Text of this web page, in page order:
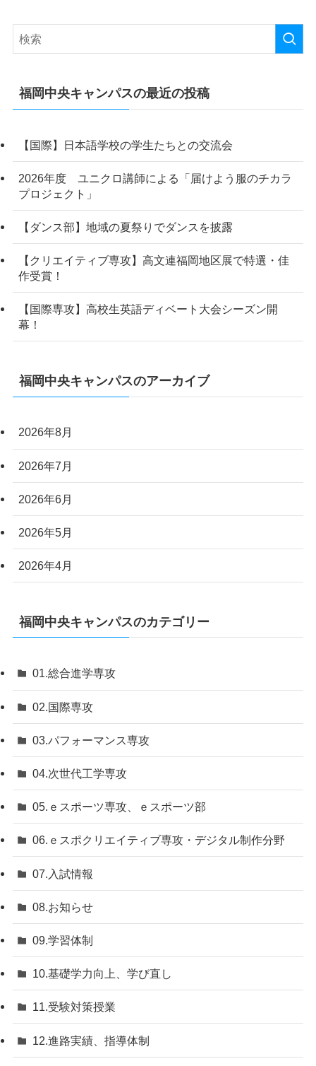
福岡中央キャンパスの最近の投稿
【国際】日本語学校の学生たちとの交流会
2026年度 ユニクロ講師による「届けよう服のチカラ
プロジェクト」
【ダンス部】地域の夏祭りでダンスを披露
【クリエイティブ専攻】高文連福岡地区展で特選・佳
作受賞！
【国際専攻】高校生英語ディベート大会シーズン開
幕！
福岡中央キャンパスのアーカイブ
2026年8月
2026年7月
2026年6月
2026年5月
2026年4月
福岡中央キャンパスのカテゴリー
01.総合進学専攻
02.国際専攻
03.パフォーマンス専攻
04.次世代工学専攻
05.ｅスポーツ専攻、ｅスポーツ部
06.ｅスポクリエイティブ専攻・デジタル制作分野
07.入試情報
08.お知らせ
09.学習体制
10.基礎学力向上、学び直し
11.受験対策授業
12.進路実績、指導体制